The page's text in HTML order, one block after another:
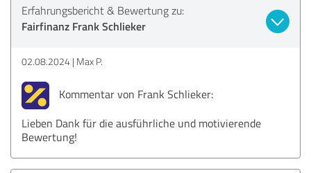
Erfahrungsbericht & Bewertung zu:
Fairfinanz Frank Schlieker
02.08.2024 Max P.
Kommentar von Frank Schlieker:
Lieben Dank für die ausführliche und motivierende
Bewertung!